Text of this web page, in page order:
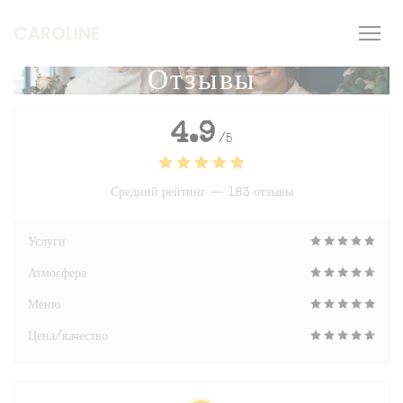
Отзывы
4.9 /5
Средний рейтинг — 183 отзывы
Услуги
Атмосфера
Меню
Цена/качество